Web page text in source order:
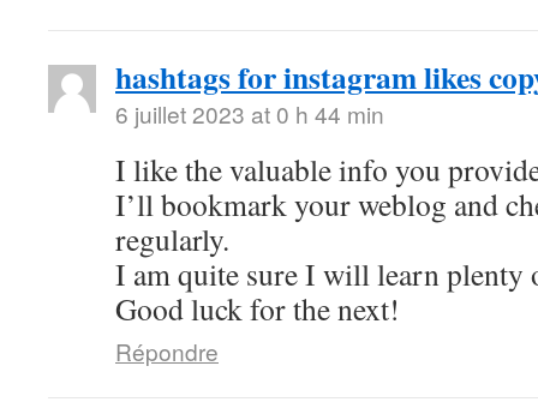
hashtags for instagram likes
6 juillet 2023 at 0 h 44 min
I like the valuable info you
I’ll bookmark your weblog and
regularly.
I am quite sure I will learn plenty
Good luck for the next!
Répondre